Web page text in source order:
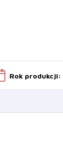
Rok produkcji: